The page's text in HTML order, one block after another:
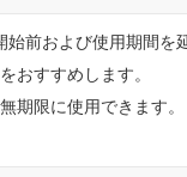
始前および使用期間を
おすすめします。
期限に使用できます。